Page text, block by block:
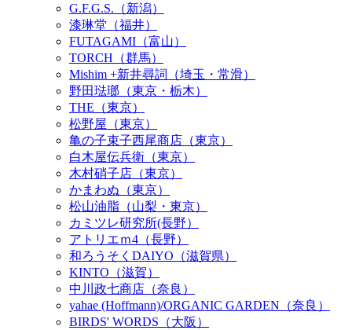
G.F.G.S.（新潟）
漆琳堂（福井）
FUTAGAMI（富山）
TORCH（群馬）
Mishim +新井尋詞（埼玉・常滑）
野田琺瑯（東京・栃木）
THE（東京）
松野屋（東京）
亀の子束子西尾商店（東京）
白木屋伝兵衛（東京）
木村硝子店（東京）
かまわぬ（東京）
松山油脂（山梨・東京）
カミツレ研究所(長野）
アトリエｍ4（長野）
和ろうそくDAIYO（滋賀県）
KINTO（滋賀）
中川政七商店（奈良）
yahae (Hoffmann)/ORGANIC GARDEN（奈良）
BIRDS' WORDS（大阪）